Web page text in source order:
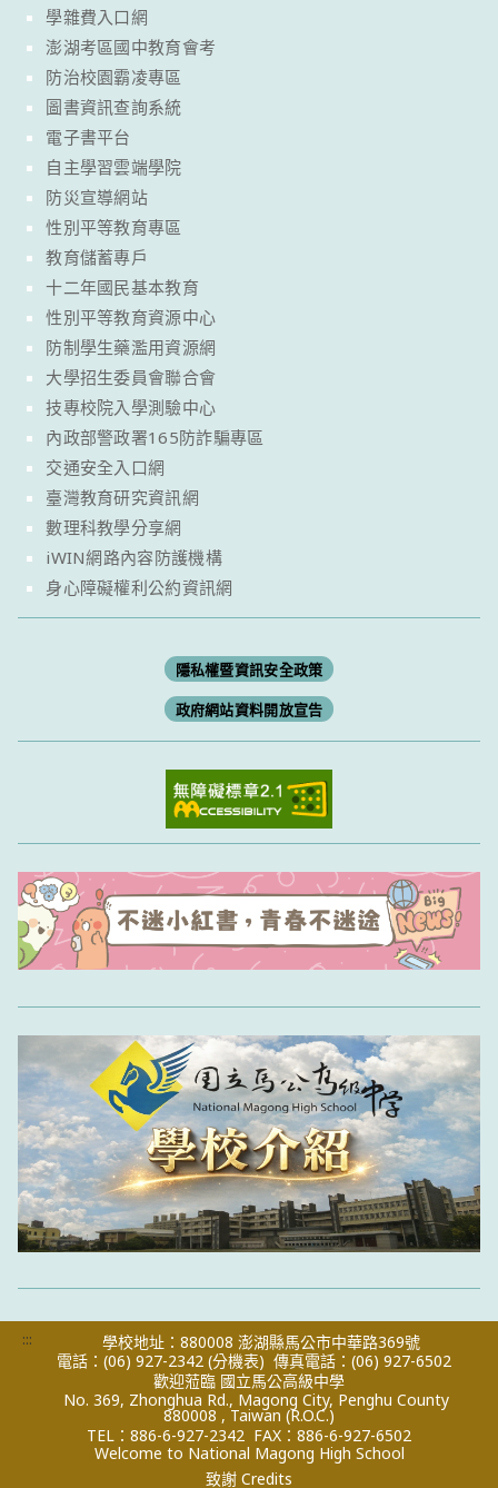
學雜費入口網
澎湖考區國中教育會考
防治校園霸凌專區
圖書資訊查詢系統
電子書平台
自主學習雲端學院
防災宣導網站
性別平等教育專區
教育儲蓄專戶
十二年國民基本教育
性別平等教育資源中心
防制學生藥濫用資源網
大學招生委員會聯合會
技專校院入學測驗中心
內政部警政署165防詐騙專區
交通安全入口網
臺灣教育研究資訊網
數理科教學分享網
iWIN網路內容防護機構
身心障礙權利公約資訊網
隱私權暨資訊安全政策
政府網站資料開放宣告
:::
學校地址：880008 澎湖縣馬公市中華路369號
電話：(06) 927-2342 (分機表) 傳真電話：(06) 927-6502
歡迎蒞臨 國立馬公高級中學
No. 369, Zhonghua Rd., Magong City, Penghu County
880008 , Taiwan (R.O.C.)
TEL：886-6-927-2342 FAX：886-6-927-6502
Welcome to National Magong High School
致謝 Credits